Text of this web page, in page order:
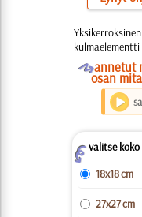
kulmaelementti
Oannetut
osan
Zvalitse koko
18x18 cm
27x27 cm